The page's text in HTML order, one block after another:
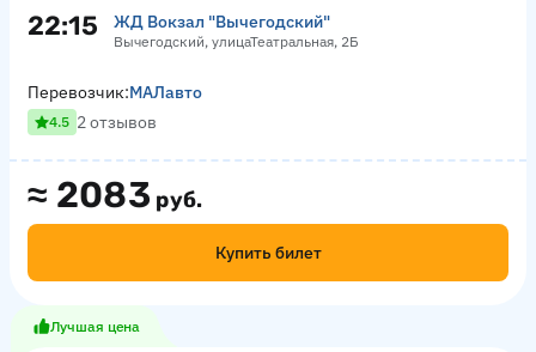
22:15 ЖД Вокзал "Вычегодский"
Вычегодский, улицаТеатральная, 2Б
≈ 2083 руб.
Купить билет
Перевозчик:МАЛавто
4.5 2 отзывов
Лучшая цена